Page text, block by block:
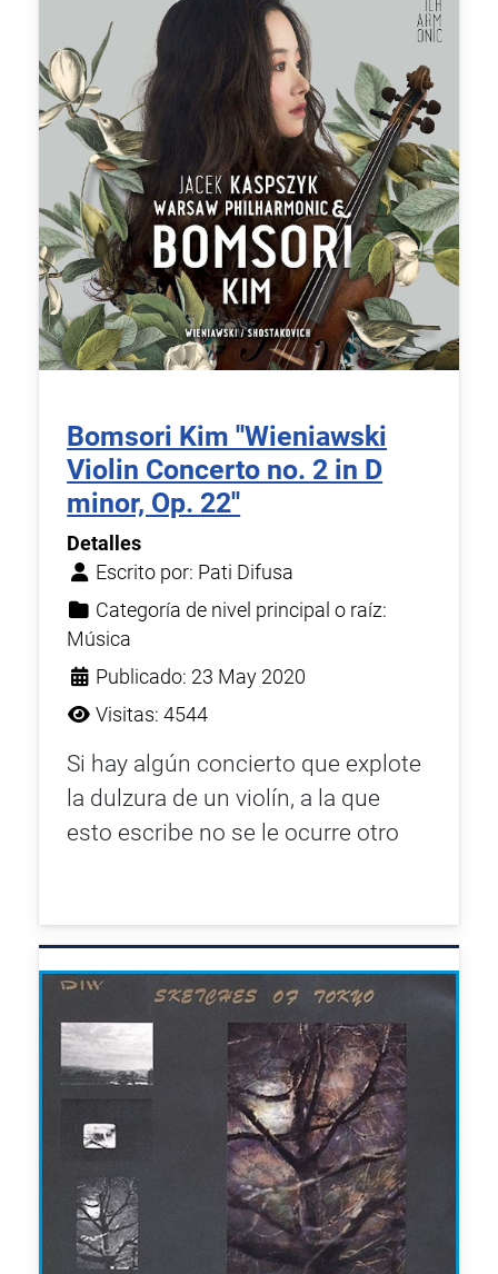
Bomsori Kim ''Wieniawski
Violin Concerto no. 2 in D
minor, Op. 22''
Detalles
Escrito por: Pati Difusa
Categoría de nivel principal o raíz:
Música
Publicado: 23 May 2020
Visitas: 4544
Si hay algún concierto que explote
la dulzura de un violín, a la que
esto escribe no se le ocurre otro